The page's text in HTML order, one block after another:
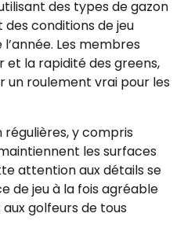
des types de gazon
conditions de jeu
Les membres
et la rapidité des greens,
un roulement vrai pour les
régulières, y compris
les surfaces
attention aux détails se
de jeu à la fois agréable
golfeurs de tous